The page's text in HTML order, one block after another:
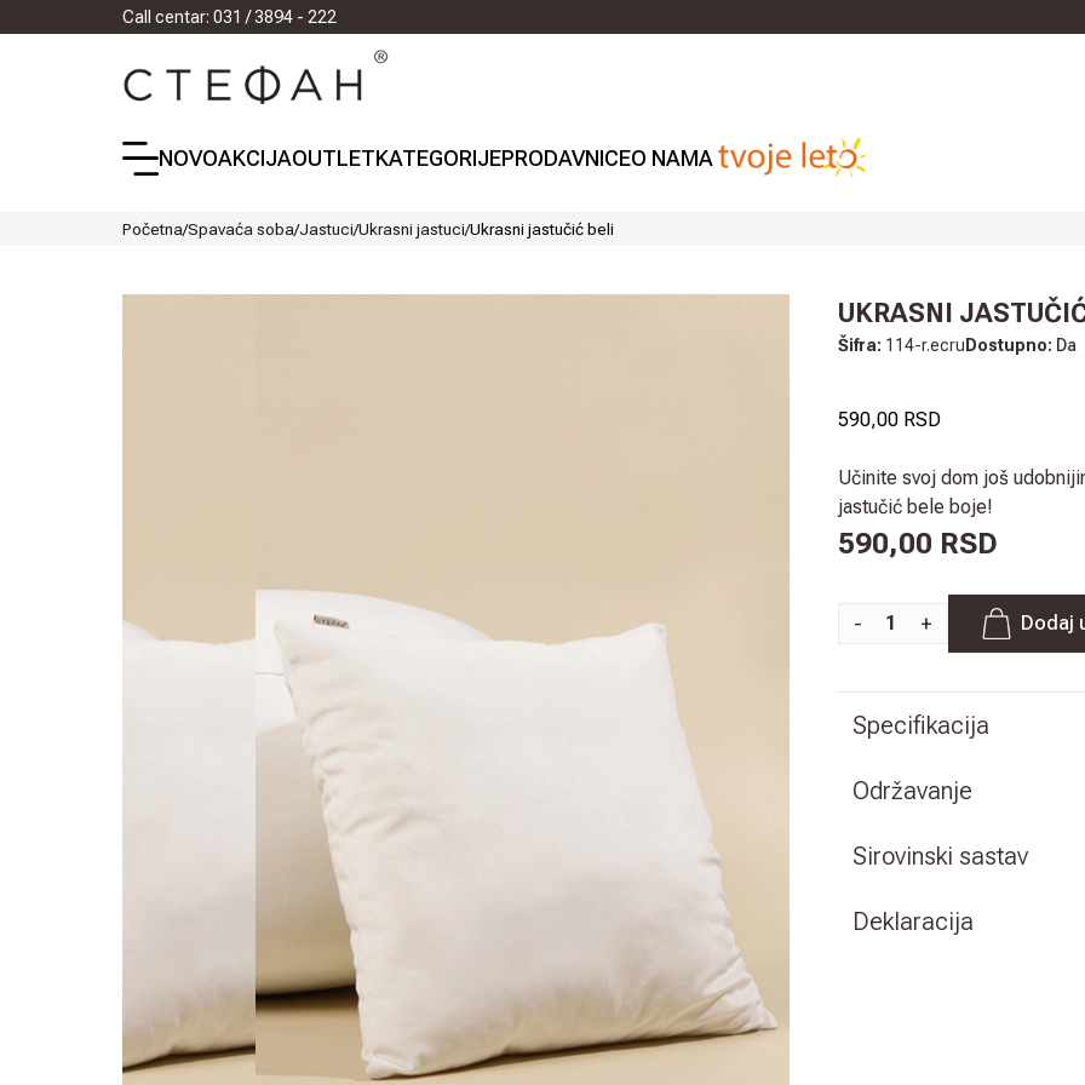
Call centar: 031 / 3894 - 222
NOVOAKCIJAOUTLETKATEGORIJEPRODAVNICEO NAMA
Početna/Spavaća soba/Jastuci/Ukrasni jastuci/Ukrasni jastučić beli
UKRASNI
Šifra: 114-r.ecru Dostupno: Da
590,00 RSD
Učinite svoj dom još
jastučić bele boje!
590,00 RSD
- + Dodaj
Specifikacija
Održavanje
Sirovinski sastav
Deklaracija